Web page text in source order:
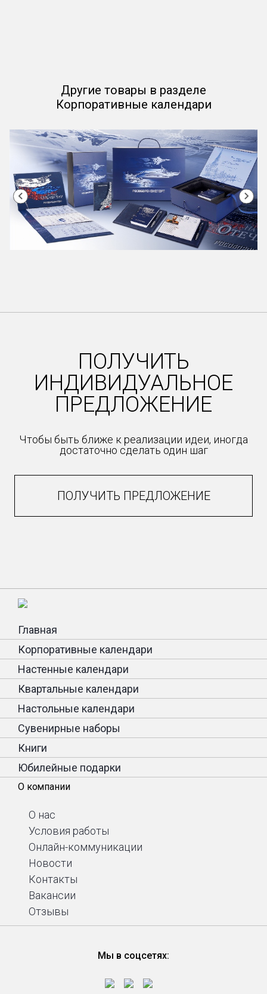
Другие товары в разделе
Корпоративные календари
ПОЛУЧИТЬ
ИНДИВИДУАЛЬНОЕ
ПРЕДЛОЖЕНИЕ
Чтобы быть ближе к реализации идеи, иногда
достаточно сделать один шаг
ПОЛУЧИТЬ ПРЕДЛОЖЕНИЕ
Главная
Корпоративные календари
Настенные календари
Квартальные календари
Настольные календари
Сувенирные наборы
Книги
Юбилейные подарки
О компании
О нас
Условия работы
Онлайн-коммуникации
Новости
Контакты
Вакансии
Отзывы
Мы в соцсетях: